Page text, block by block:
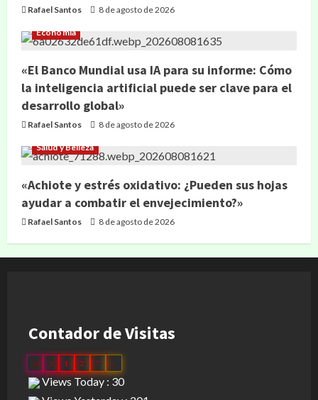
Rafael Santos 8 de agosto de 2026
Economía
«El Banco Mundial usa IA para su informe: Cómo
la inteligencia artificial puede ser clave para el
desarrollo global»
Rafael Santos 8 de agosto de 2026
Salud y Belleza
«Achiote y estrés oxidativo: ¿Pueden sus hojas
ayudar a combatir el envejecimiento?»
Rafael Santos 8 de agosto de 2026
Contador de Visitas
0 3 1 2 7 1
Views Today : 30